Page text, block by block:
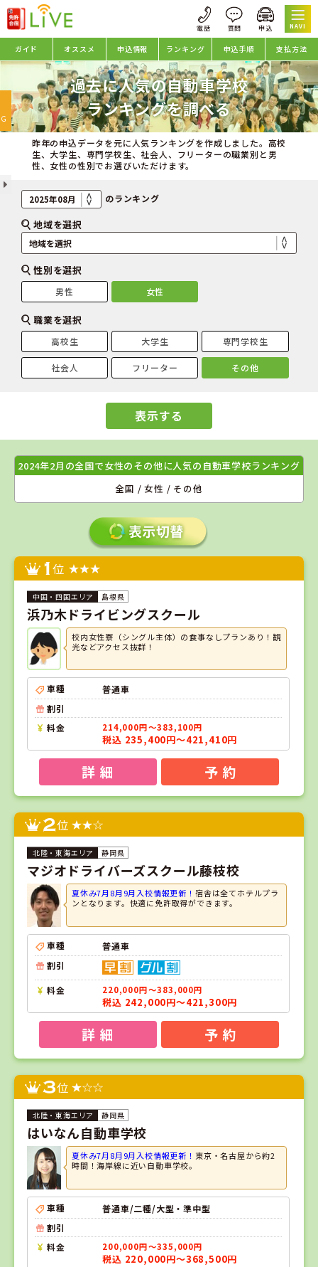
NAVI
ガイド オススメ 申込情報 ランキング 申込手順 支払方法
過去に人気の自動車学校
ランキングを調べる
昨年の申込データを元に人気ランキングを作成しました。高校
生、大学生、専門学校生、社会人、フリーターの職業別と男
性、女性の性別でお選びいただけます。
のランキング
地域を選択
性別を選択
男性 女性
職業を選択
高校生 大学生 専門学校生
社会人 フリーター その他
表示する
2024年2月の全国で女性のその他に人気の自動車学校ランキング
全国 / 女性 / その他
1位
島根県
浜乃木ドライビングスクール
校内女性寮（シングル主体）の食事なしプランあり！観
光などアクセス抜群！
車種
普通車
割引
料金
214,000円～383,100円
税込 235,400円～421,410円
詳 細 予 約
2位
静岡県
マジオドライバーズスクール藤枝校
夏休み7月8月9月入校情報更新！ 宿舎は全てホテルプラ
ンとなります。快適に免許取得ができます。
車種
普通車
割引
料金 220,000円～383,000円
税込 242,000円～421,300円
詳 細 予 約
3位
静岡県
はいなん自動車学校
夏休み7月8月9月入校情報更新！ 東京・名古屋から約2
時間！海岸線に近い自動車学校。
車種
普通車/二種/大型・準中型
割引
料金
200,000円～335,000円
税込 220,000円～368,500円